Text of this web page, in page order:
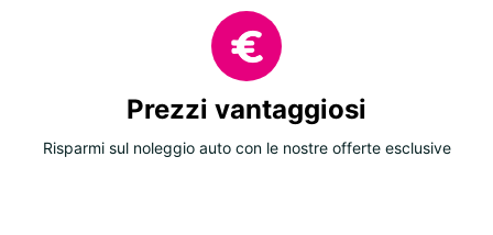
Prezzi vantaggiosi
Risparmi sul noleggio auto con le nostre offerte esclusive